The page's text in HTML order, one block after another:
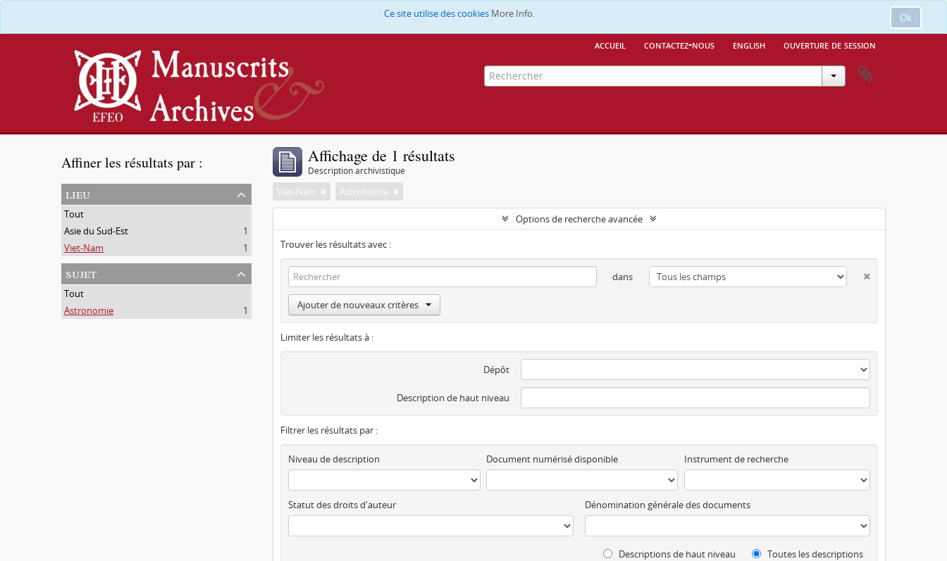
Ok
Ce site utilise des cookies More Info.
accueil contactez-nous english ouverture de session
Affiner les résultats par :
lieu
Tout
Asie du Sud-Est
1
Viet-Nam
1
sujet
Tout
Astronomie
1
Affichage de 1 résultats
Description archivistique
Viet-Nam Astronomie
Options de recherche avancée
Trouver les résultats avec :
dans
Ajouter de nouveaux critères
Limiter les résultats à :
Dépôt
Description de haut niveau
Filtrer les résultats par :
Niveau de description Document numérisé disponible Instrument de recherche
Statut des droits d'auteur Dénomination générale des documents
Descriptions de haut niveau Toutes les descriptions